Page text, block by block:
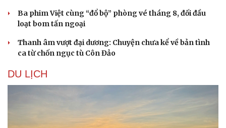
Podcast
Ba phim Việt cùng “đổ bộ” phòng vé tháng 8, đối đầu
loạt bom tấn ngoại
Thanh âm vượt đại dương: Chuyện chưa kể về bản tình
ca từ chốn ngục tù Côn Đảo
DU LỊCH